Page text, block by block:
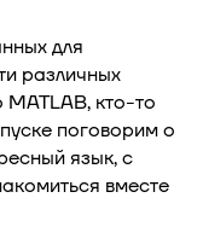
для
различных
кто-то
поговорим о
язык, с
вместе